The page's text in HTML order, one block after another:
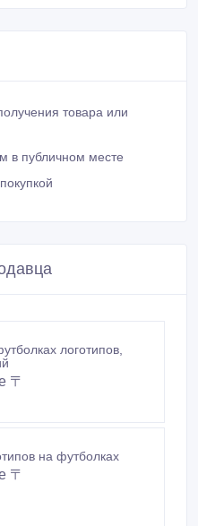
товара или
в публичном месте
логотипов,
〒
на футболках
〒